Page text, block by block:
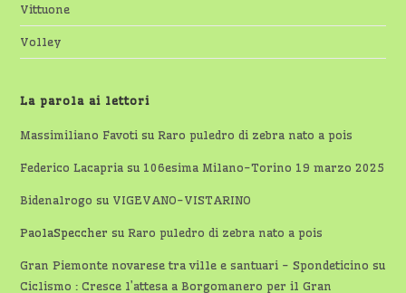
Vittuone
Volley
La parola ai lettori
Massimiliano Favoti suRaro puledro di zebra nato a pois
Federico Lacapria su 106esima Milano-Torino 19 marzo 2025
Bidenalrogo su VIGEVANO-VISTARINO
PaolaSpeccher suRaro puledro di zebra nato a pois
Gran Piemonte novarese tra ville e santuari - Spondeticino su
Ciclismo : Cresce l’attesa a Borgomanero per il Gran